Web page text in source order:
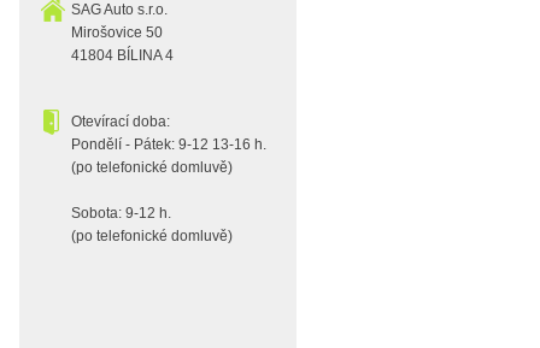
SAG Auto s.r.o.
Mirošovice 50
41804 BÍLINA 4
Otevírací doba:
Pondělí - Pátek: 9-12 13-16 h.
(po telefonické domluvě)
Sobota: 9-12 h.
(po telefonické domluvě)